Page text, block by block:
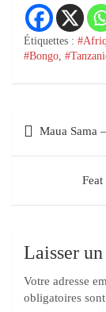
Étiquettes :
#Bongo,
Maua Sama
Laisser
Votre adresse
obligatoires